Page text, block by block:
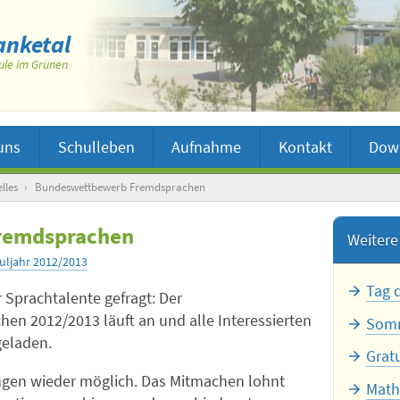
im Grünen
Schulleben Aufnahme Kontakt
› Bundeswettbewerb Fremdsprachen
2012/2013
gefragt: Der
2012/2013 läuft an und alle Interessierten
wieder möglich. Das Mitmachen lohnt
Tag